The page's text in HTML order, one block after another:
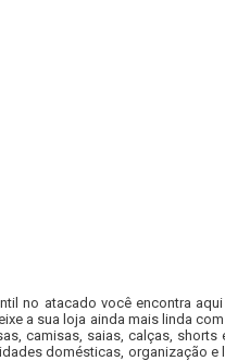
no atacado você encontra
a sua loja ainda mais linda
camisas, saias, calças,
domésticas, organização